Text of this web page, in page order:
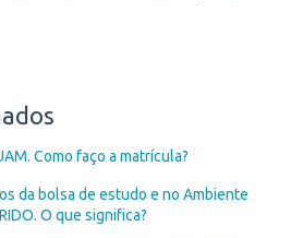
Como faço a matrícula?
da bolsa de estudo e no Ambiente
O que significa?